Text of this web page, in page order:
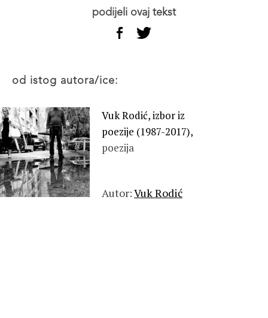
podijeli ovaj tekst
od istog autora/ice:
Vuk Rodić, izbor iz
poezije (1987-2017),
poezija
Autor:Vuk Rodić